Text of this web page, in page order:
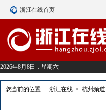
浙江在线首页
2026年8月8日，星期六
您当前的位置 ： 浙江在线 > 杭州频道